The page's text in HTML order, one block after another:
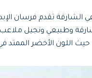
تقدم فرسان
وطبيعي ونجيل
حيث اللون الأخضر الممتد